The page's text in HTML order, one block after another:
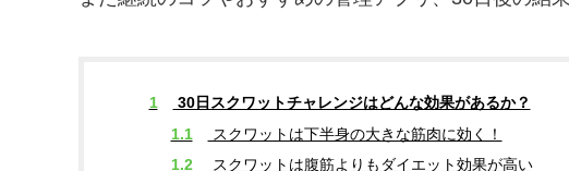
1
30日スクワットチャレンジはどんな効果があるか？
1.1
スクワットは下半身の大きな筋肉に効く！
1.2
スクワットは腹筋よりもダイエット効果が高い